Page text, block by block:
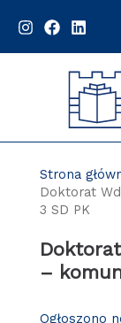
Strona
Doktorat
3 SD PK
–
Ogłoszono